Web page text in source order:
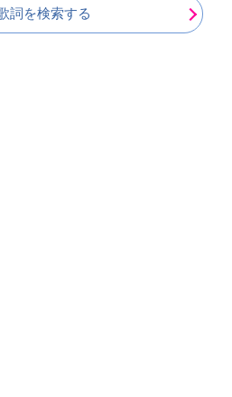
詞を検索する